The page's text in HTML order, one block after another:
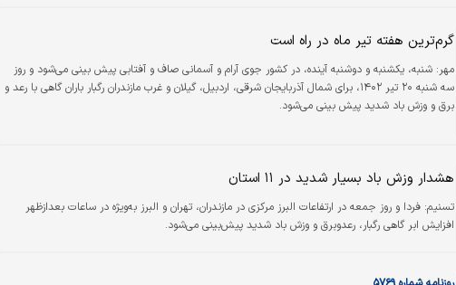
گرم‌ترین هفته تیر ماه در راه است
مهر: شنبه، یکشنبه و دوشنبه آینده، در کشور جوی آرام و آسمانی صاف و آفتابی پیش بینی می‌شود و روز
سه شنبه ۲۰ تیر ۱۴۰۲، برای شمال آذربایجان شرقی، اردبیل، گیلان و غرب مازندران رگبار باران گاهی با رعد و
برق و وزش باد شدید پیش بینی می‌شود.
هشدار وزش باد بسیار شدید در ۱۱ استان
تسنیم: فردا و روز جمعه در ارتفاعات البرز مرکزی در مازندران، تهران و البرز به‌ویژه در ساعات بعدازظهر
افزایش ابر گاهی رگبار، رعدوبرق و وزش باد شدید پیش‌بینی می‌شود.